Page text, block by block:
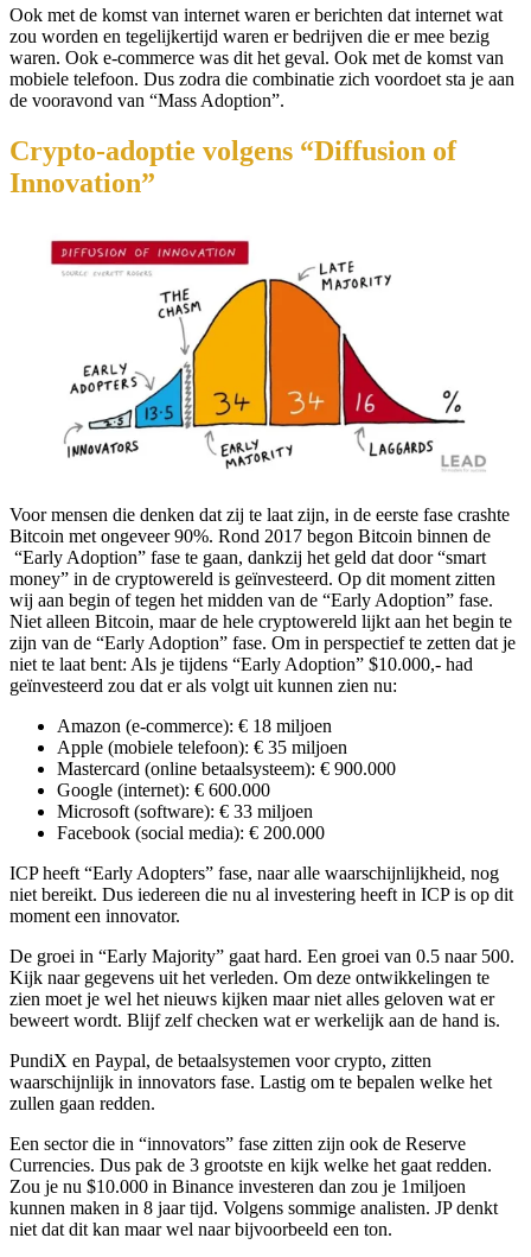
Ook met de komst van internet waren er berichten dat internet wat
zou worden en tegelijkertijd waren er bedrijven die er mee bezig
waren. Ook e-commerce was dit het geval. Ook met de komst van
mobiele telefoon. Dus zodra die combinatie zich voordoet sta je aan
de vooravond van “Mass Adoption”.
Crypto-adoptie volgens “Diffusion of
Innovation”
Voor mensen die denken dat zij te laat zijn, in de eerste fase crashte
Bitcoin met ongeveer 90%. Rond 2017 begon Bitcoin binnen de
“Early Adoption” fase te gaan, dankzij het geld dat door “smart
money” in de cryptowereld is geïnvesteerd. Op dit moment zitten
wij aan begin of tegen het midden van de “Early Adoption” fase.
Niet alleen Bitcoin, maar de hele cryptowereld lijkt aan het begin te
zijn van de “Early Adoption” fase. Om in perspectief te zetten dat je
niet te laat bent: Als je tijdens “Early Adoption” $10.000,- had
geïnvesteerd zou dat er als volgt uit kunnen zien nu:
Amazon (e-commerce): € 18 miljoen
Apple (mobiele telefoon): € 35 miljoen
Mastercard (online betaalsysteem): € 900.000
Google (internet): € 600.000
Microsoft (software): € 33 miljoen
Facebook (social media): € 200.000
ICP heeft “Early Adopters” fase, naar alle waarschijnlijkheid, nog
niet bereikt. Dus iedereen die nu al investering heeft in ICP is op dit
moment een innovator.
De groei in “Early Majority” gaat hard. Een groei van 0.5 naar 500.
Kijk naar gegevens uit het verleden. Om deze ontwikkelingen te
zien moet je wel het nieuws kijken maar niet alles geloven wat er
beweert wordt. Blijf zelf checken wat er werkelijk aan de hand is.
PundiX en Paypal, de betaalsystemen voor crypto, zitten
waarschijnlijk in innovators fase. Lastig om te bepalen welke het
zullen gaan redden.
Een sector die in “innovators” fase zitten zijn ook de Reserve
Currencies. Dus pak de 3 grootste en kijk welke het gaat redden.
Zou je nu $10.000 in Binance investeren dan zou je 1miljoen
kunnen maken in 8 jaar tijd. Volgens sommige analisten. JP denkt
niet dat dit kan maar wel naar bijvoorbeeld een ton.